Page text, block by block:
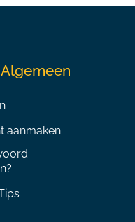
aanmaken